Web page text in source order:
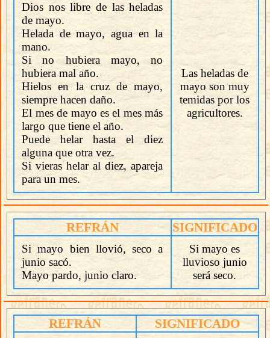
Dios nos libre de las heladas
de mayo.
Helada de mayo, agua en la
mano.
Si no hubiera mayo, no
hubiera mal año.
Hielos en la cruz de mayo,
siempre hacen daño.
El mes de mayo es el mes más
largo que tiene el año.
Puede helar hasta el diez
alguna que otra vez.
Si vieras helar al diez, apareja
para un mes.
Las heladas de
mayo son muy
temidas por los
agricultores.
REFRÁN SIGNIFICADO
Si mayo bien llovió, seco a
junio sacó.
Mayo pardo, junio claro.
Si mayo es
lluvioso junio
será seco.
REFRÁN SIGNIFICADO